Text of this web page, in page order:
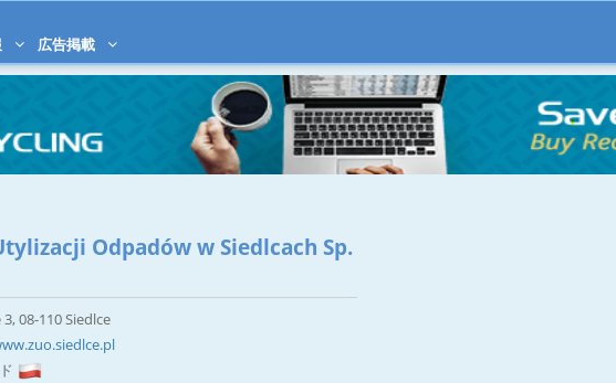
広告掲載
Odpadów w Siedlcach Sp.
3, 08-110 Siedlce